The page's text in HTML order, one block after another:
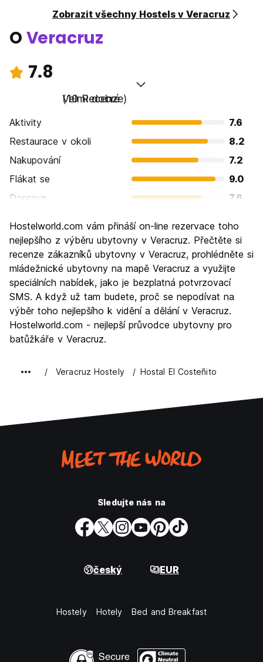
Zobrazit všechny Hostels v Veracruz
O Veracruz
7.8
Velmi dobré
(10 Recenze)
Aktivity
7.6
Restaurace v okoli
8.2
Nakupování
7.2
Flákat se
9.0
Doprava
7.6
Kultura
7.8
Noční život
8.8
Hodnota za peníze
7.4
Hostelworld.com vám přináší on-line rezervace toho
nejlepšího z výběru ubytovny v Veracruz. Přečtěte si
recenze zákazníků ubytovny v Veracruz, prohlédněte si
mládežnické ubytovny na mapě Veracruz a využijte
speciálních nabídek, jako je bezplatná potvrzovací
SMS. A když už tam budete, proč se nepodívat na
výběr toho nejlepšího k vidění a dělání v Veracruz.
Hostelworld.com - nejlepší průvodce ubytovny pro
batůžkáře v Veracruz.
Veracruz Hostely Hostal El Costeñito
Sledujte nás na
český EUR
Hostely Hotely Bed and Breakfast